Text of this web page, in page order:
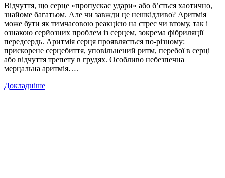
Відчуття, що серце «пропускає удари» або б’ється хаотично,
знайоме багатьом. Але чи завжди це нешкідливо? Аритмія
може бути як тимчасовою реакцією на стрес чи втому, так і
ознакою серйозних проблем із серцем, зокрема фібриляції
передсердь. Аритмія серця проявляється по-різному:
прискорене серцебиття, уповільнений ритм, перебої в серці
або відчуття трепету в грудях. Особливо небезпечна
мерцальна аритмія….
Докладніше